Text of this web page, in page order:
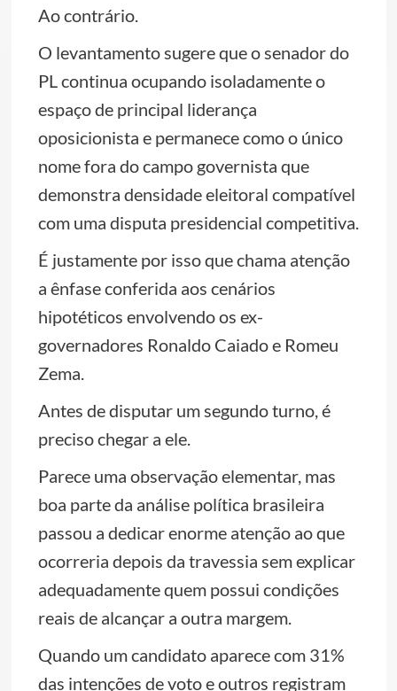
Ao contrário.
O levantamento sugere que o senador do
PL continua ocupando isoladamente o
espaço de principal liderança
oposicionista e permanece como o único
nome fora do campo governista que
demonstra densidade eleitoral compatível
com uma disputa presidencial competitiva.
É justamente por isso que chama atenção
a ênfase conferida aos cenários
hipotéticos envolvendo os ex-
governadores Ronaldo Caiado e Romeu
Zema.
Antes de disputar um segundo turno, é
preciso chegar a ele.
Parece uma observação elementar, mas
boa parte da análise política brasileira
passou a dedicar enorme atenção ao que
ocorreria depois da travessia sem explicar
adequadamente quem possui condições
reais de alcançar a outra margem.
Quando um candidato aparece com 31%
das intenções de voto e outros registram